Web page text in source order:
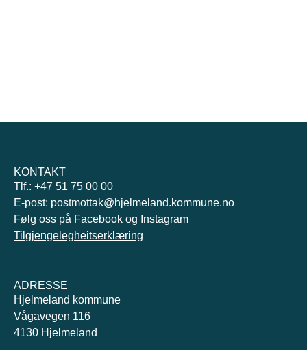
KONTAKT
Tlf.: +47 51 75 00 00
E-post: postmottak@hjelmeland.kommune.no
Følg oss på Facebook og Instagram
Tilgjengelegheitserklæring
ADRESSE
Hjelmeland kommune
Vågavegen 116
4130 Hjelmeland